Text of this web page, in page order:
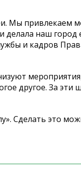
Мы привлекаем
делала наш
и кадров
другое. За эти
Сделать это